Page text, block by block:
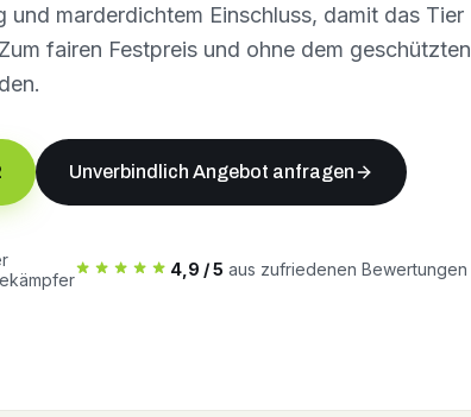
und marderdichtem Einschluss, damit das Tier
fairen Festpreis und ohne dem geschützten
Unverbindlich Angebot anfragen
4,9 / 5 aus zufriedenen Bewertungen